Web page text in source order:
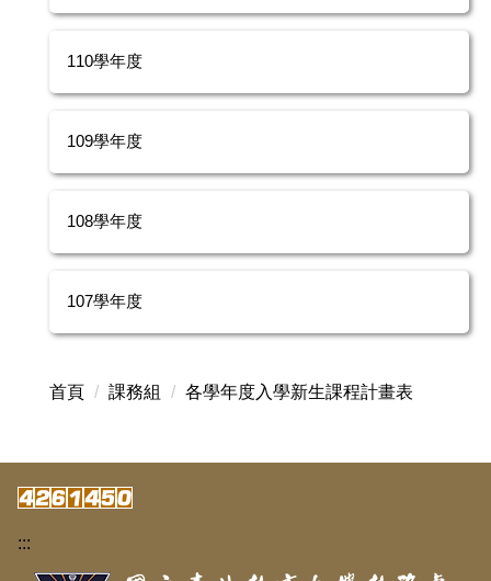
110學年度
109學年度
108學年度
107學年度
首頁 課務組 各學年度入學新生課程計畫表
:::